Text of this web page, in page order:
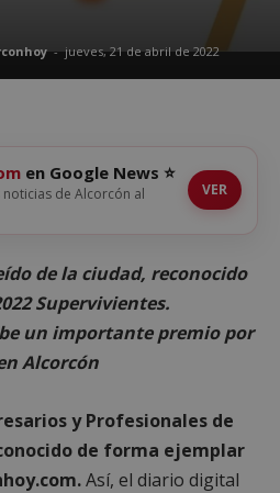
- jueves, 21 de abril de 2022
en Google News ⭐
de Alcorcón al
VER
de la ciudad, reconocido
Supervivientes.
un importante premio por
Alcorcón
y Profesionales de
de forma ejemplar
Así, el diario digital